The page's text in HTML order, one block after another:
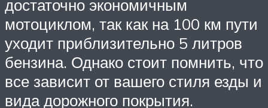
достаточно экономичным
мотоциклом, так как на 100 км пути
уходит приблизительно 5 литров
бензина. Однако стоит помнить, что
все зависит от вашего стиля езды и
вида дорожного покрытия.